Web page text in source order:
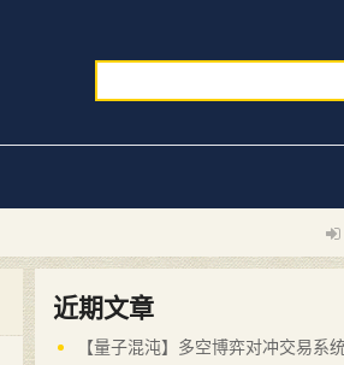
近期文章
【量子混沌】多空博弈对冲交易